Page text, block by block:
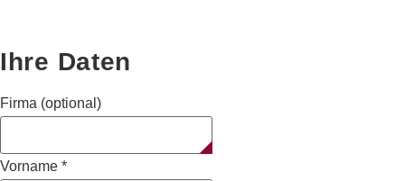
Ihre Daten
Firma (optional)
Vorname *